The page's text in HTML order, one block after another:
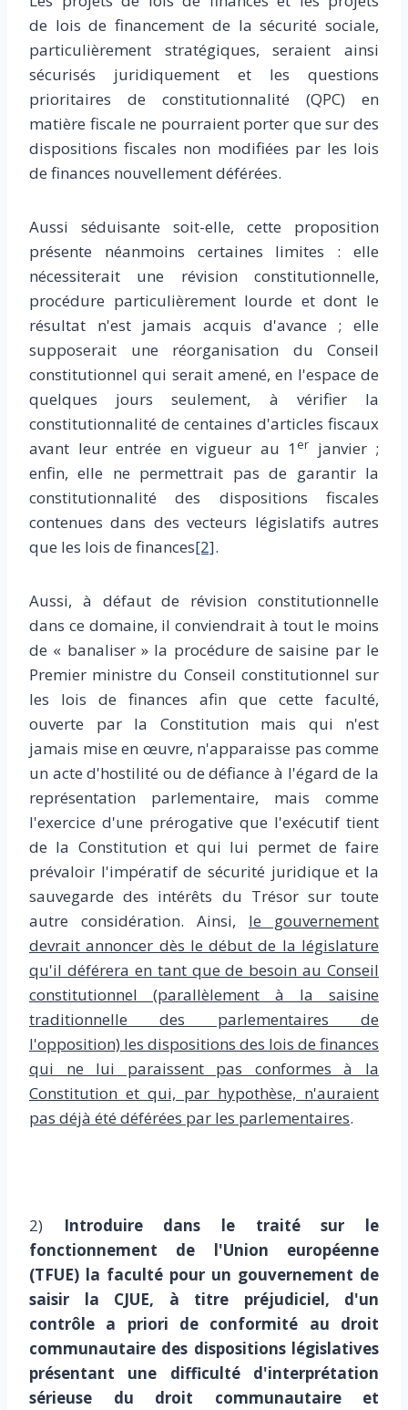
de lois de financement de la sécurité sociale,
particulièrement stratégiques, seraient ainsi
sécurisés juridiquement et les questions
prioritaires de constitutionnalité (QPC) en
matière fiscale ne pourraient porter que sur des
dispositions fiscales non modifiées par les lois
de finances nouvellement déférées.
Aussi séduisante soit-elle, cette proposition
présente néanmoins certaines limites : elle
nécessiterait une révision constitutionnelle,
procédure particulièrement lourde et dont le
résultat n'est jamais acquis d'avance ; elle
supposerait une réorganisation du Conseil
constitutionnel qui serait amené, en l'espace de
quelques jours seulement, à vérifier la
constitutionnalité de centaines d'articles fiscaux
avant leur entrée en vigueur au 1 er
janvier ;
enfin, elle ne permettrait pas de garantir la
constitutionnalité des dispositions fiscales
contenues dans des vecteurs législatifs autres
que les lois de finances[2].
Aussi, à défaut de révision constitutionnelle
dans ce domaine, il conviendrait à tout le moins
de « banaliser » la procédure de saisine par le
Premier ministre du Conseil constitutionnel sur
les lois de finances afin que cette faculté,
ouverte par la Constitution mais qui n'est
jamais mise en œuvre, n'apparaisse pas comme
un acte d'hostilité ou de défiance à l'égard de la
représentation parlementaire, mais comme
l'exercice d'une prérogative que l'exécutif tient
de la Constitution et qui lui permet de faire
prévaloir l'impératif de sécurité juridique et la
sauvegarde des intérêts du Trésor sur toute
autre considération. Ainsi, le gouvernement
devrait annoncer dès le début de la législature
qu'il déférera en tant que de besoin au Conseil
constitutionnel (parallèlement à la saisine
traditionnelle des parlementaires de
l'opposition) les dispositions des lois de finances
qui ne lui paraissent pas conformes à la
Constitution et qui, par hypothèse, n'auraient
pas déjà été déférées par les parlementaires.
2) Introduire dans le traité sur le
fonctionnement de l'Union européenne
(TFUE) la faculté pour un gouvernement de
saisir la CJUE, à titre préjudiciel, d'un
contrôle a priori de conformité au droit
communautaire des dispositions législatives
présentant une difficulté d'interprétation
sérieuse du droit communautaire et